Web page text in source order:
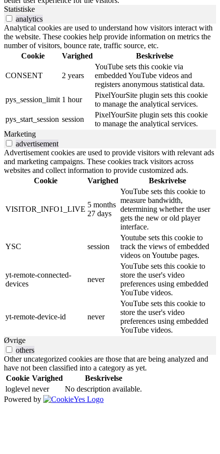
Statistiske
analytics
Analytical cookies are used to understand how visitors interact with
the website. These cookies help provide information on metrics the
number of visitors, bounce rate, traffic source, etc.
Cookie
Varighed Beskrivelse
CONSENT 2 years
YouTube sets this cookie via
embedded YouTube videos and
registers anonymous statistical data.
pys_session_limit 1 hour
PixelYourSite plugin sets this cookie
to manage the analytical services.
pys_start_session session
PixelYourSite plugin sets this cookie
to manage the analytical services.
Marketing
advertisement
Advertisement cookies are used to provide visitors with relevant ads
and marketing campaigns. These cookies track visitors across
websites and collect information to provide customized ads.
Cookie
Varighed Beskrivelse
VISITOR_INFO1_LIVE
5 months
27 days
YouTube sets this cookie to
measure bandwidth,
determining whether the user
gets the new or old player
interface.
YSC session
Youtube sets this cookie to
track the views of embedded
videos on Youtube pages.
yt-remote-connected-
devices
never
YouTube sets this cookie to
store the user's video
preferences using embedded
YouTube videos.
yt-remote-device-id never
YouTube sets this cookie to
store the user's video
preferences using embedded
YouTube videos.
Øvrige
others
Other uncategorized cookies are those that are being analyzed and
have not been classified into a category as yet.
Cookie Varighed
Beskrivelse
loglevel never
No description available.
Powered by